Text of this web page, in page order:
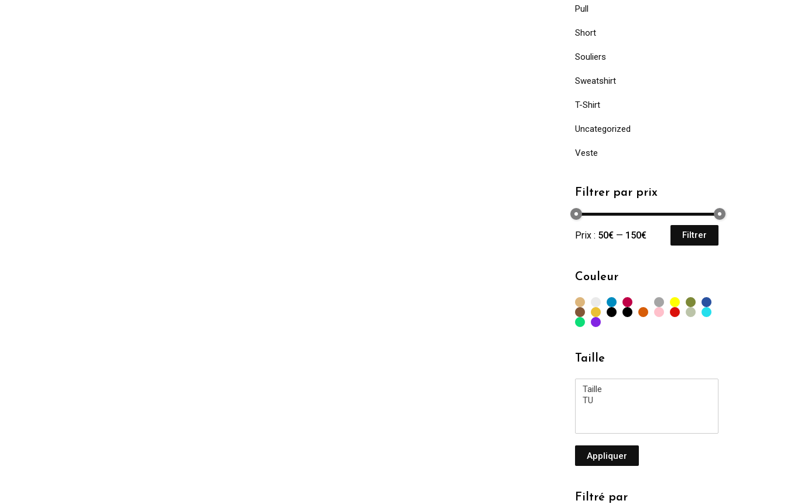
Pull
Short
Souliers
Sweatshirt
T-Shirt
Uncategorized
Veste
Filtrer par prix
Prix
Prix
Filtrer
Prix : 50€ — 150€
Couleur
Taille
Appliquer
Filtré par